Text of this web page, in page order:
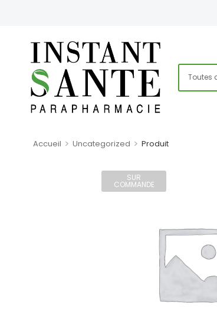
Accueil > Uncategorized > Produit
SUR
COMMANDE